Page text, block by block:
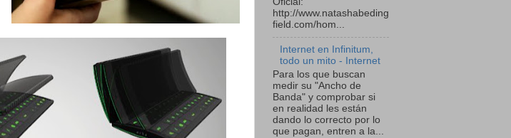
http://www.natashabeding
field.com/hom...
Internet en Infinitum,
todo un mito - Internet
Para los que buscan
medir su "Ancho de
Banda" y comprobar si
en realidad les están
dando lo correcto por lo
que pagan, entren a la...